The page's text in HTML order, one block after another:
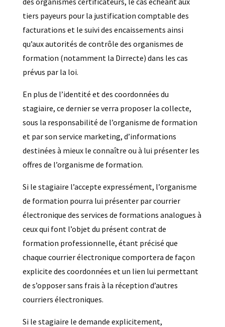
tiers payeurs pour la justification comptable des
facturations et le suivi des encaissements ainsi
qu’aux autorités de contrôle des organismes de
formation (notamment la Dirrecte) dans les cas
prévus par la loi.
En plus de l’identité et des coordonnées du
stagiaire, ce dernier se verra proposer la collecte,
sous la responsabilité de l’organisme de formation
et par son service marketing, d’informations
destinées à mieux le connaître ou à lui présenter les
offres de l’organisme de formation.
Si le stagiaire l’accepte expressément, l’organisme
de formation pourra lui présenter par courrier
électronique des services de formations analogues à
ceux qui font l’objet du présent contrat de
formation professionnelle, étant précisé que
chaque courrier électronique comportera de façon
explicite des coordonnées et un lien lui permettant
de s’opposer sans frais à la réception d’autres
courriers électroniques.
Si le stagiaire le demande explicitement,